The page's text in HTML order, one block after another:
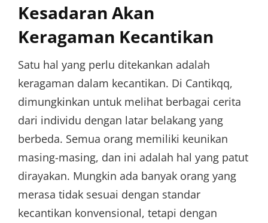
Kesadaran Akan
Keragaman Kecantikan
Satu hal yang perlu ditekankan adalah
keragaman dalam kecantikan. Di Cantikqq,
dimungkinkan untuk melihat berbagai cerita
dari individu dengan latar belakang yang
berbeda. Semua orang memiliki keunikan
masing-masing, dan ini adalah hal yang patut
dirayakan. Mungkin ada banyak orang yang
merasa tidak sesuai dengan standar
kecantikan konvensional, tetapi dengan